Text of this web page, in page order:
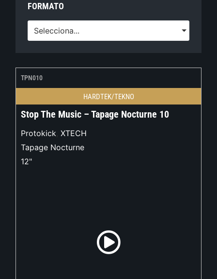
FORMATO
Selecciona...
TPN010
HARDTEK/TEKNO
Stop The Music – Tapage Nocturne 10
Protokick, XTECH
Tapage Nocturne
12"